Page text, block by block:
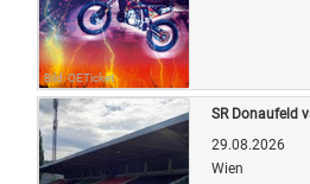
Bild: OETicket
SR Donaufeld
29.08.2026
Wien